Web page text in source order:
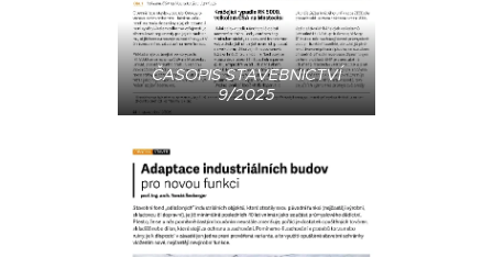
ČASOPIS STAVEBNICTVÍ
9/2025